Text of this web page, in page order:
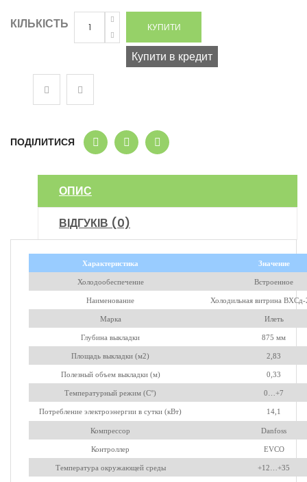
КІЛЬКІСТЬ
Купити в кредит
ПОДІЛИТИСЯ
ОПИС
ВІДГУКІВ (0)
Характеристика Значение
Холодообеспечение Встроенное
Наименование Холодильная витрина ВХСд-
Марка Илеть
Глубина выкладки 875 мм
Площадь выкладки (м2) 2,83
Полезный объем выкладки (м) 0,33
Температурный режим (C°) 0…+7
Потребление электроэнергии в сутки (кВт) 14,1
Компрессор Danfoss
Контроллер EVCO
Температура окружающей среды +12…+35